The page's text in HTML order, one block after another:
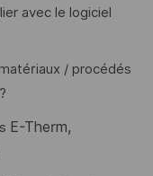
avec le logiciel
/ procédés
E-Therm,